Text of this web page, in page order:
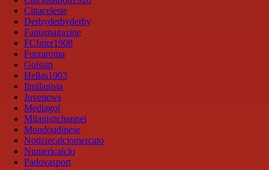
Cittaceleste
Derbyderbyderby
Fantamagazine
FCInter1908
Forzaroma
Golssip
Hellas1903
Ilmilanista
Juvenews
Mediagol
Milanistichannel
Mondoudinese
Notiziecalciomercato
Numericalcio
Padovasport